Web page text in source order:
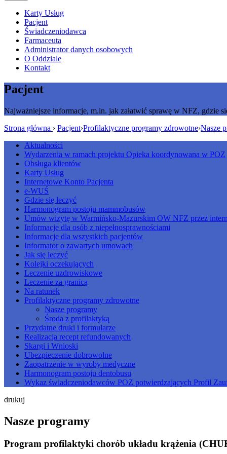
Karty Usług
Pacjent
Świadczeniodawca
Farmaceuta
Administrator danych osobowych
O Oddziale
Kontakt
Pacjent
Najważniejsze informacje, m.in. jak załatwić sprawę w NFZ, gdzie
Strona główna › Pacjent›Profilaktyczne programy zdrowotne›Nasze
Aktualności
Wydarzenia w ramach projektu Opieka koordynowana w POZ
Obsługa klientów
Karty Usług
Internetowe Konto Pacjenta
e-WUŚ
Gdzie się leczyć
Harmonogram postoju mammobusów
Umów wizytę w Warmińsko-Mazurskim OW NFZ przez
Informacje dla osób z niepełnosprawnościami
Informacje dla wszystkich pacjentów
Informator o zawartych umowach
Jak się leczyć
Kolejki oczekujących
Leczenie uzdrowiskowe
Leczenie za granicą
Na ratunek
Profilaktyczne programy zdrowotne
Nasze programy
Środa z profilaktyką
Przydatne druki i formularze
Realizacja recept refundowanych
Skargi i Wnioski
Ubezpieczenie dobrowolne
Zaopatrzenie w wyroby medyczne
Harmonogram postoju dentobusu
Wykaz świadczeniodawców POZ potwierdzających Profil
drukuj
Nasze programy
Program profilaktyki chorób układu krążenia